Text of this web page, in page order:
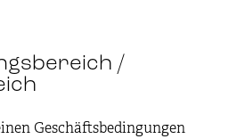
/
Geschäftsbedingungen